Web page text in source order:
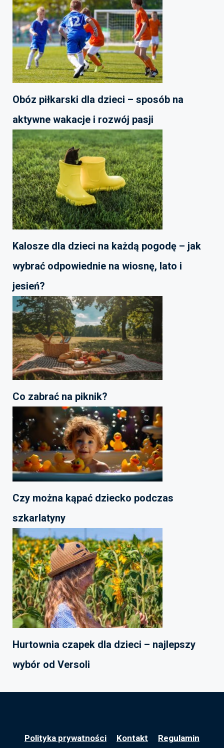
Obóz piłkarski dla dzieci – sposób na
aktywne wakacje i rozwój pasji
Kalosze dla dzieci na każdą pogodę – jak
wybrać odpowiednie na wiosnę, lato i
jesień?
Co zabrać na piknik?
Czy można kąpać dziecko podczas
szkarlatyny
Hurtownia czapek dla dzieci – najlepszy
wybór od Versoli
Polityka prywatności Kontakt Regulamin